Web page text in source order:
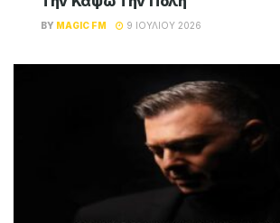
BY MAGIC FM 9 ΙΟΥΛΊΟΥ 2026